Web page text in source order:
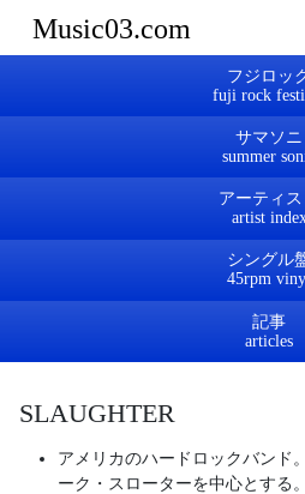
Music03.com
フジロッ
サマソニ
アーティス
シングル
記事
SLAUGHTER
アメリカのハードロックバンド
ーク・スローターを中心とする。